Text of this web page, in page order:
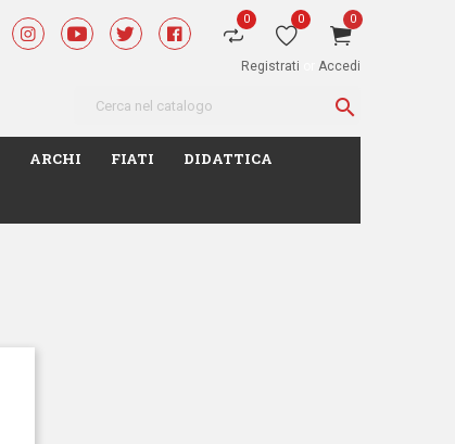
0
0
0
Registrati Accedi

ARCHI FIATI DIDATTICA